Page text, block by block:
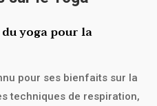
yoga pour la
pour ses bienfaits sur la
techniques de respiration,